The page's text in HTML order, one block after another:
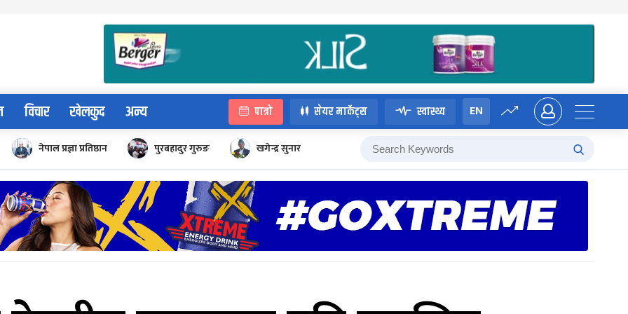
विचार खेलकुद अन्य पात्रो सेयर मार्केट्स स्वास्थ्य EN
नेपाल प्रज्ञा प्रतिष्ठान पुरबहादुर गुरुङ खगेन्द्र सुनार